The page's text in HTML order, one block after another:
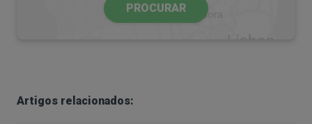
PROCURAR
Artigos relacionados: